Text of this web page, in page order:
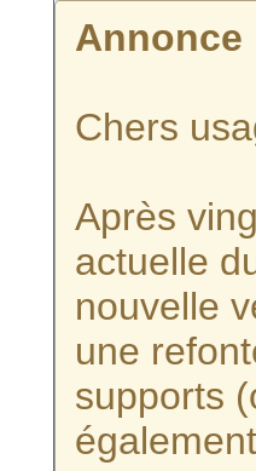
Annonce
Chers
Après
actuelle
nouvelle
une
supports